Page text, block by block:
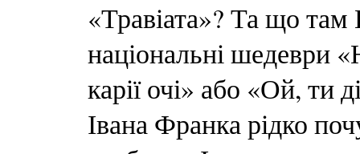
«Травіата»? Та що
національні шедеври
карії очі» або «Ой, ти
Івана Франка рідко